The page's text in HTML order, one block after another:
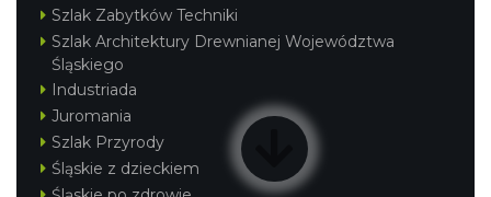
Szlak Zabytków Techniki
Szlak Architektury Drewnianej Województwa
Śląskiego
Industriada
Juromania
Szlak Przyrody
Śląskie z dzieckiem